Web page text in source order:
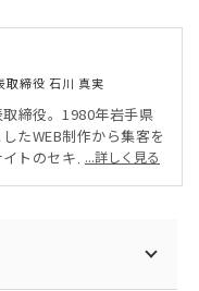
取締役 石川 真実
締役。1980年岩手県
たWEB制作から集客を
トのセキュリティ診断
結果を出し契約継続
...詳しく見る